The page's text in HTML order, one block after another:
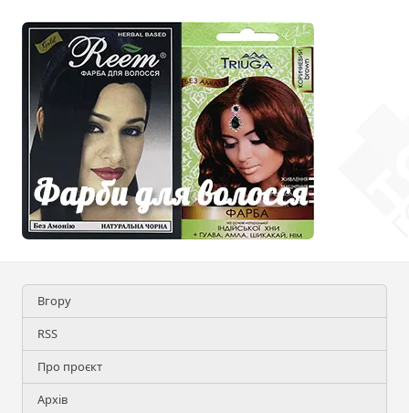
Вгору
RSS
Про проєкт
Архів